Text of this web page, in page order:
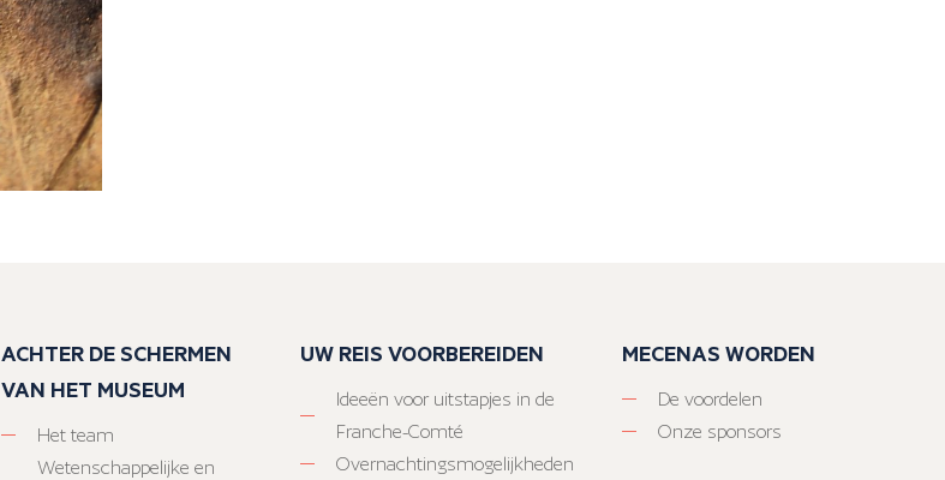
ACHTER DE SCHERMEN
VAN HET MUSEUM
Het team
Wetenschappelijke en
UW REIS VOORBEREIDEN
Ideeën voor uitstapjes in de
Franche-Comté
Overnachtingsmogelijkheden
MECENAS WORDEN
De voordelen
Onze sponsors